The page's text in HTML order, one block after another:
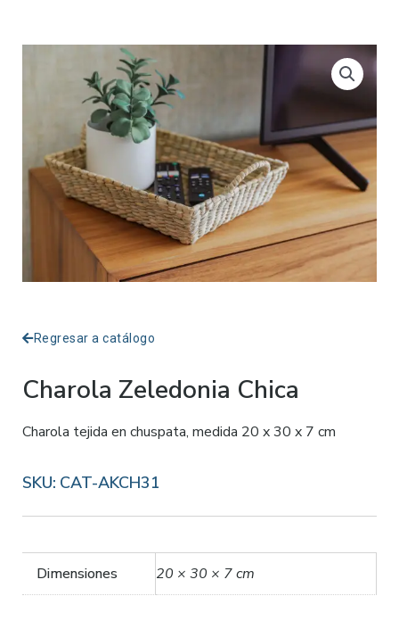
Regresar a catálogo
Charola Zeledonia Chica
Charola tejida en chuspata, medida 20 x 30 x 7 cm
SKU: CAT-AKCH31
Dimensiones 20 × 30 × 7 cm